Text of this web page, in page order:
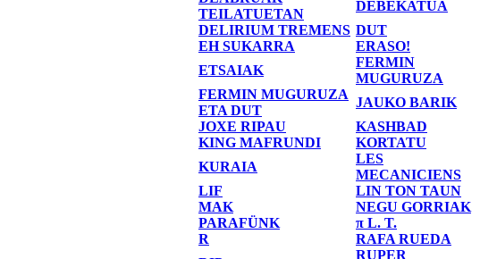
TEILATUETAN
DEBEKATUA
DELIRIUM TREMENS DUT
EH SUKARRA
ERASO!
ETSAIAK
FERMIN
MUGURUZA
FERMIN MUGURUZA
ETA DUT
JAUKO BARIK
JOXE RIPAU
KASHBAD
KING MAFRUNDI
KORTATU
KURAIA
LES
MECANICIENS
LIF
LIN TON TAUN
MAK
NEGU GORRIAK
PARAFÜNK
π L. T.
R
RAFA RUEDA
RUPER